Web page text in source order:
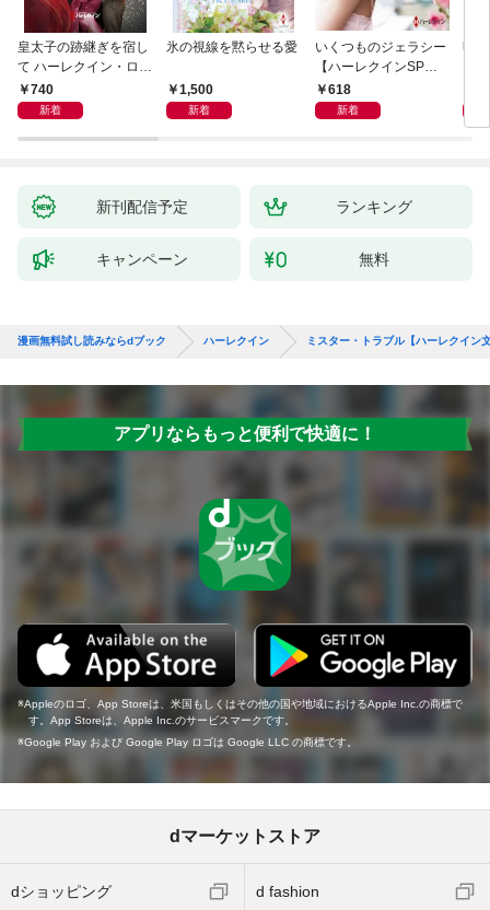
皇太子の跡継ぎを宿し
て ハーレクイン・ロマ
ンス～純潔のシンデレ
ラ～
740
新着
氷の視線を黙らせる愛
1,500
新着
いくつものジェラシー
【ハーレクインSP文
庫版】
618
新着
明
ン
新刊配信予定 ランキング
キャンペーン 無料
漫画無料試し読みならdブック ハーレクイン ミスター・トラブル【ハーレクイン
アプリならもっと便利で快適に！
Appleのロゴ、App Storeは、米国もしくはその他の国や地域におけるApple Inc.の商標で
す。App Storeは、Apple Inc.のサービスマークです。
Google Play および Google Play ロゴは Google LLC の商標です。
dマーケットストア
dショッピング d fashion